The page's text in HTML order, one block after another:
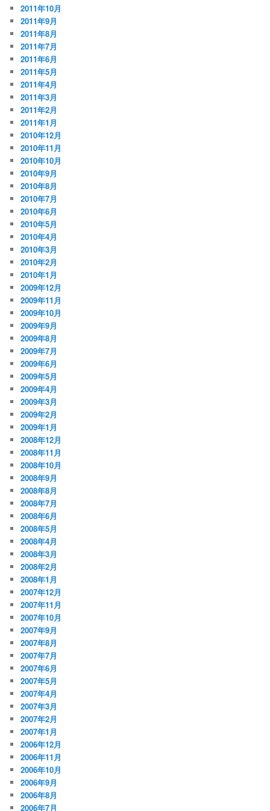
2011年10月
2011年9月
2011年8月
2011年7月
2011年6月
2011年5月
2011年4月
2011年3月
2011年2月
2011年1月
2010年12月
2010年11月
2010年10月
2010年9月
2010年8月
2010年7月
2010年6月
2010年5月
2010年4月
2010年3月
2010年2月
2010年1月
2009年12月
2009年11月
2009年10月
2009年9月
2009年8月
2009年7月
2009年6月
2009年5月
2009年4月
2009年3月
2009年2月
2009年1月
2008年12月
2008年11月
2008年10月
2008年9月
2008年8月
2008年7月
2008年6月
2008年5月
2008年4月
2008年3月
2008年2月
2008年1月
2007年12月
2007年11月
2007年10月
2007年9月
2007年8月
2007年7月
2007年6月
2007年5月
2007年4月
2007年3月
2007年2月
2007年1月
2006年12月
2006年11月
2006年10月
2006年9月
2006年8月
2006年7月